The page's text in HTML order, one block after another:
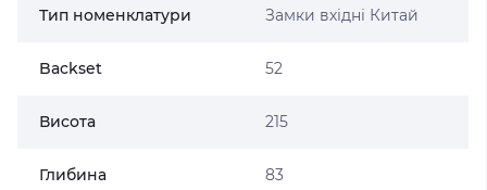
Тип номенклатури Замки вхідні Китай
Backset 52
Висота 215
Глибина 83